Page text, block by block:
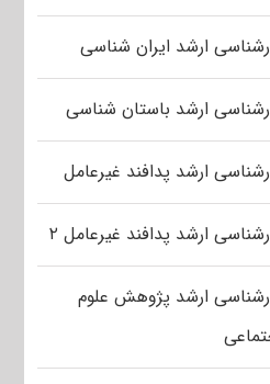
ارشد ایران شناسی
ارشد باستان شناسی
ارشد پدافند غیرعامل
ارشد پدافند غیرعامل ۲
ارشد پژوهش علوم